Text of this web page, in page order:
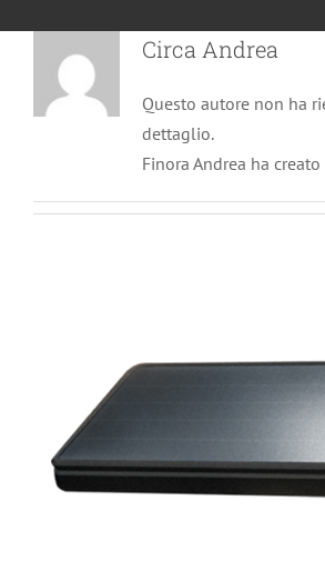
Circa Andrea
Questo autore non ha
dettaglio.
Finora Andrea ha
Sunwood presenta la
rivoluzionari